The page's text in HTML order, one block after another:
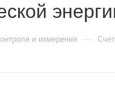
и измерения —